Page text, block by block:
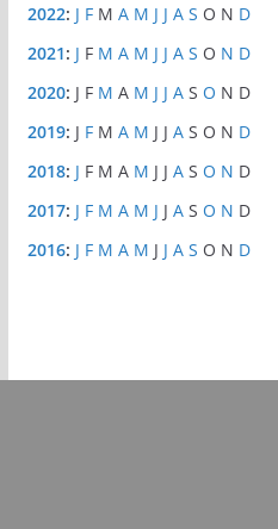
2022: J F M A M J J A S O N D
2021: J F M A M J J A S O N D
2020: J F M A M J J A S O N D
2019: J F M A M J J A S O N D
2018: J F M A M J J A S O N D
2017: J F M A M J J A S O N D
2016: J F M A M J J A S O N D